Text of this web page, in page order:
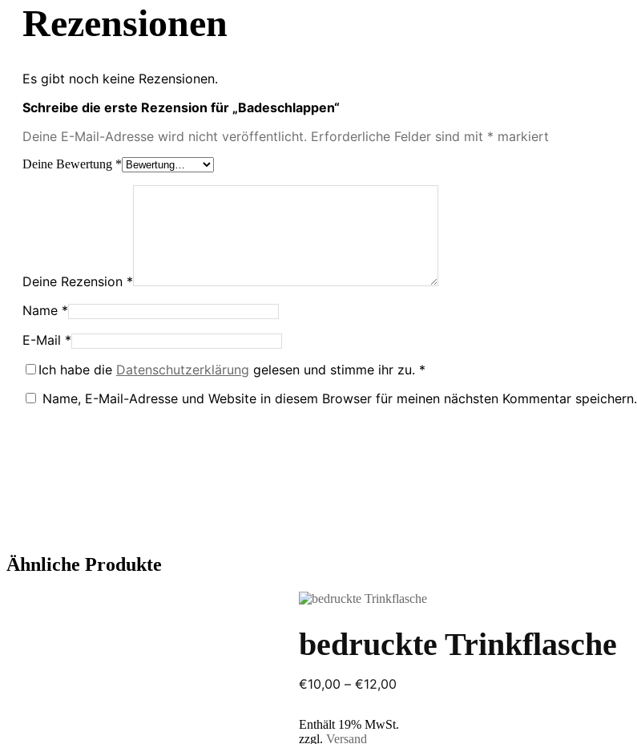
Rezensionen
Es gibt noch keine Rezensionen.
Schreibe die erste Rezension für „Badeschlappen“
Deine E-Mail-Adresse wird nicht veröffentlicht. Erforderliche Felder sind mit * markiert
Deine Bewertung *
Deine Rezension *
Name *
E-Mail *
Ich habe die Datenschutzerklärung gelesen und stimme ihr zu. *
Name, E-Mail-Adresse und Website in diesem Browser für meinen nächsten Kommentar speichern.
Ähnliche Produkte
bedruckte Trinkflasche
€10,00 – €12,00
€12,00
Enthält 19% MwSt.
zzgl. Versand